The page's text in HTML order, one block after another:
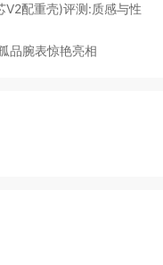
V2配重壳)评测:质感与性
品腕表惊艳亮相